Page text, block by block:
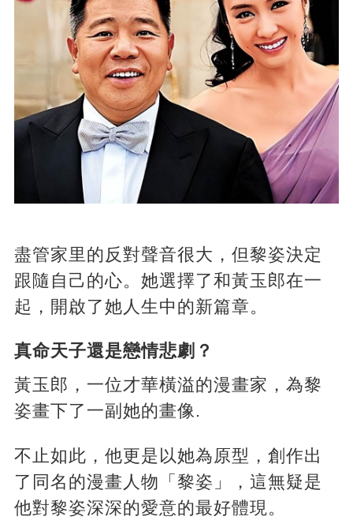
盡管家里的反對聲音很大，但黎姿決定
跟隨自己的心。她選擇了和黃玉郎在一
起，開啟了她人生中的新篇章。
真命天子還是戀情悲劇？
黃玉郎，一位才華橫溢的漫畫家，為黎
姿畫下了一副她的畫像.
不止如此，他更是以她為原型，創作出
了同名的漫畫人物「黎姿」，這無疑是
他對黎姿深深的愛意的最好體現。